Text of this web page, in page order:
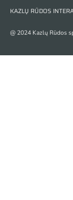
KAZLŲ RŪDOS
@ 2024 Kazlų Rūdos